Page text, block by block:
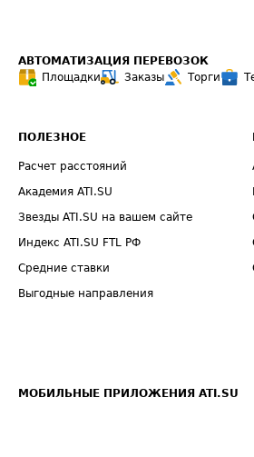
АВТОМАТИЗАЦИЯ ПЕРЕВОЗОК
Площадки
Заказы Торги
ПОЛЕЗНОЕ
Расчет расстояний
Академия ATI.SU
Звезды ATI.SU на вашем сайте
Индекс ATI.SU FTL РФ
Средние ставки
Выгодные направления
МОБИЛЬНЫЕ ПРИЛОЖЕНИЯ ATI.SU